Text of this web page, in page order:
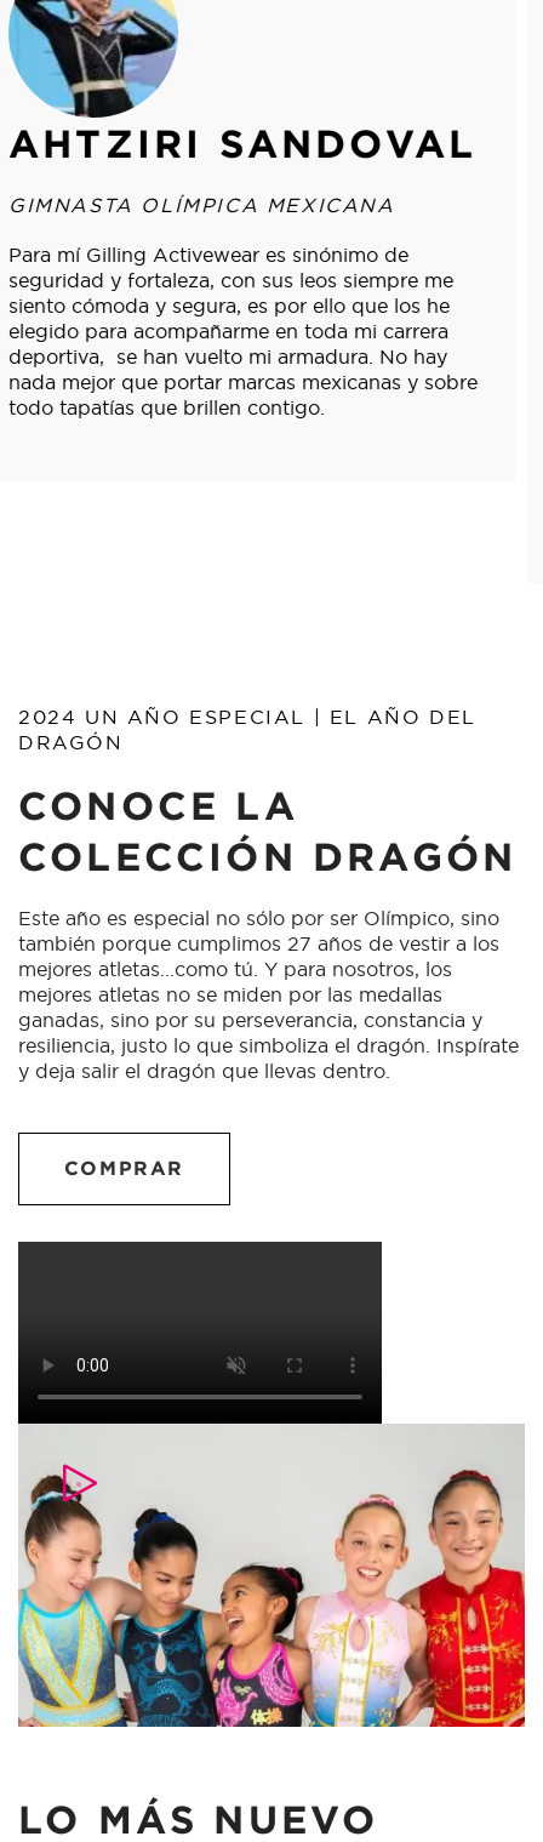
NATALIA ESCALERA
GIMNASTA OLÍMPICA MEXICANA
Con cada salto en la gimnasia, represento a toda
una nación en los Juegos Olímpicos de París
2024. Mi compromiso va más allá de las
medallas; es encender el espíritu de la
manifestación en cada persona que sueña con lo
imposible. Llevar una marca que comparte mi
esencia, que vibra con los colores de mi tierra y
2024 UN AÑO ESPECIAL | EL AÑO DEL
DRAGÓN
CONOCE LA
COLECCIÓN DRAGÓN
Este año es especial no sólo por ser Olímpico, sino
también porque cumplimos 27 años de vestir a los
mejores atletas...como tú. Y para nosotros, los
mejores atletas no se miden por las medallas
ganadas, sino por su perseverancia, constancia y
resiliencia, justo lo que simboliza el dragón. Inspírate
y deja salir el dragón que llevas dentro.
COMPRAR
LO MÁS NUEVO